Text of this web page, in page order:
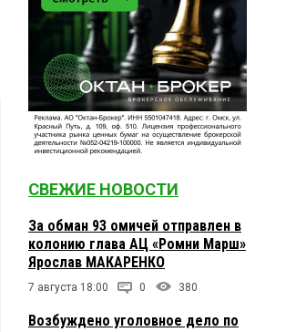
СВЕЖИЕ НОВОСТИ
За обман 93 омичей отправлен в
колонию глава АЦ «Ромни Марш»
Ярослав МАКАРЕНКО
7 августа 18:00 0 380
Возбуждено уголовное дело по